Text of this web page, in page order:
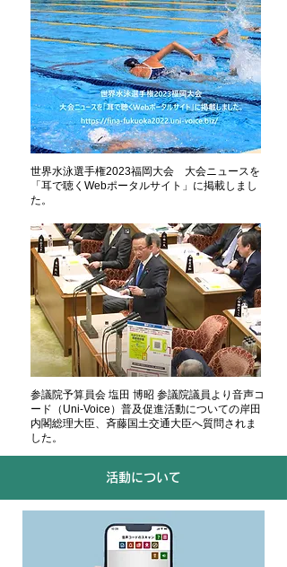
世界水泳選手権2023福岡大会 大会ニュースを
「耳で聴くWebポータルサイト」に掲載しまし
た。
参議院予算員会 塩田 博昭 参議院議員より音声コ
ード（Uni-Voice）普及促進活動についての岸田
内閣総理大臣、斉藤国土交通大臣へ質問されま
した。
活動について